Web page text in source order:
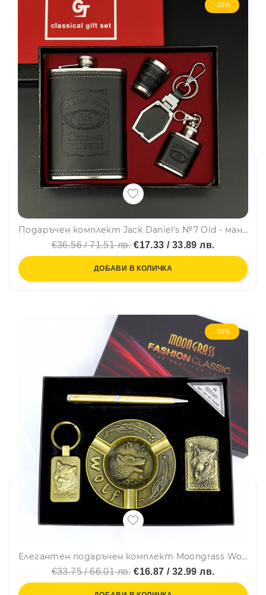
-53%
Подаръчен комплект Jack Daniel's №7 Old - манерка, мини манерка, ключодържател, чашка, #2018-2
€36.56 / 71.51 лв.€17.33 / 33.89 лв.
ДОБАВИ В КОЛИЧКА
-50%
Елегантен подаръчен комплект Moongrass Wolf за мъж с метални пепелник, запалка, ключодържател и химикалка, бронзов цвят YJ6439
€33.75 / 66.01 лв.€16.87 / 32.99 лв.